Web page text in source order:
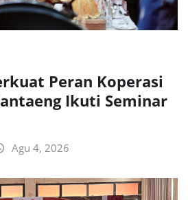
Peran Koperasi
Ikuti Seminar
Agu 4, 2026